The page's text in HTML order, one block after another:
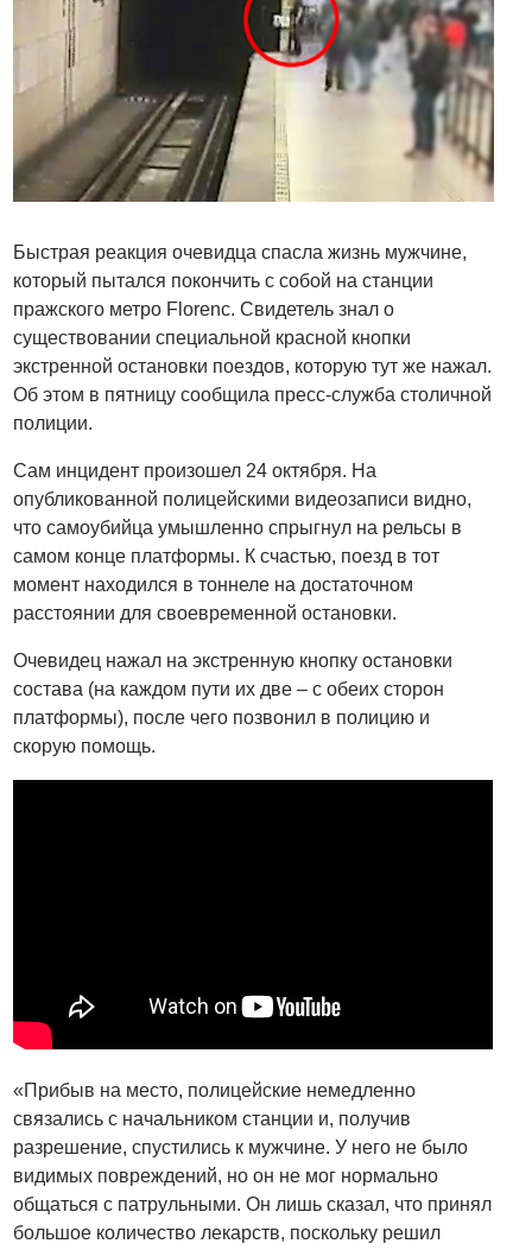
Быстрая реакция очевидца спасла жизнь мужчине,
который пытался покончить с собой на станции
пражского метро Florenc. Свидетель знал о
существовании специальной красной кнопки
экстренной остановки поездов, которую тут же нажал.
Об этом в пятницу сообщила пресс-служба столичной
полиции.
Сам инцидент произошел 24 октября. На
опубликованной полицейскими видеозаписи видно,
что самоубийца умышленно спрыгнул на рельсы в
самом конце платформы. К счастью, поезд в тот
момент находился в тоннеле на достаточном
расстоянии для своевременной остановки.
Очевидец нажал на экстренную кнопку остановки
состава (на каждом пути их две – с обеих сторон
платформы), после чего позвонил в полицию и
скорую помощь.
«Прибыв на место, полицейские немедленно
связались с начальником станции и, получив
разрешение, спустились к мужчине. У него не было
видимых повреждений, но он не мог нормально
общаться с патрульными. Он лишь сказал, что принял
большое количество лекарств, поскольку решил